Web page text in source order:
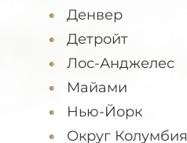
Денвер
Детройт
Лос-Анджелес
Майами
Нью-Йорк
Округ Колумбия